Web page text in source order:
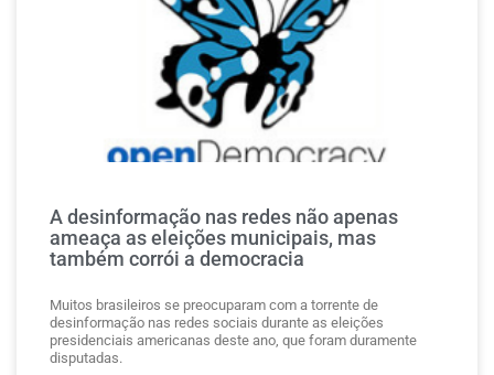
A desinformação nas redes não apenas
ameaça as eleições municipais, mas
também corrói a democracia
Muitos brasileiros se preocuparam com a torrente de
desinformação nas redes sociais durante as eleições
presidenciais americanas deste ano, que foram duramente
disputadas.